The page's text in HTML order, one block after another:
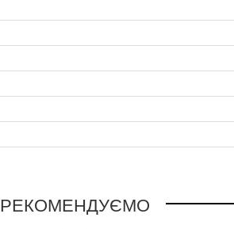
РЕКОМЕНДУЄМО